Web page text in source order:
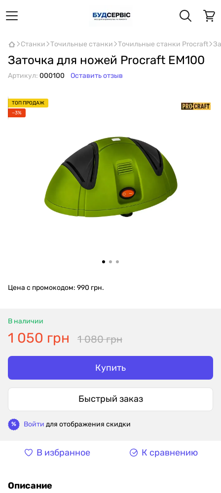
Станки Точильные станки Точильные станки Procraft
Заточка для ножей Procraft EM100
Артикул: 000100 Оставить отзыв
ТОП ПРОДАЖ
−3%
Цена с промокодом: 990 грн.
В наличии
1 050 грн 1 080 грн
Купить
Быстрый заказ
% Войти для отображения скидки
В избранное К сравнению
Описание